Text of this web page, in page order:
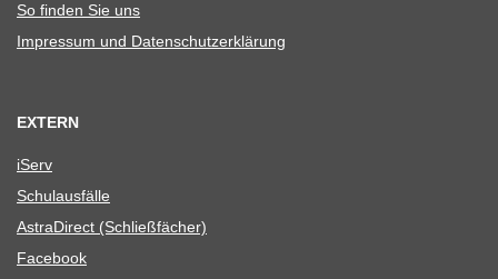
So fin­den Sie uns
Impres­sum und Datenschutzerklärung
EXTERN
iServ
Schul­aus­fälle
Astra­Di­rect (Schließ­fä­cher)
Face­book